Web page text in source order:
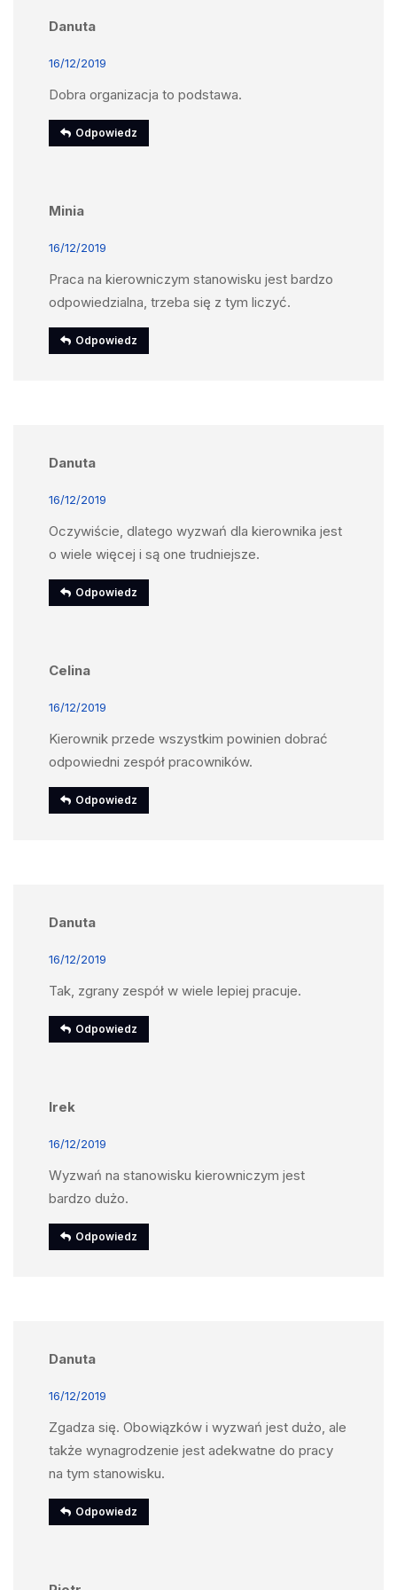
Danuta
16/12/2019
Dobra organizacja to podstawa.
Odpowiedz
Minia
16/12/2019
Praca na kierowniczym stanowisku jest bardzo
odpowiedzialna, trzeba się z tym liczyć.
Odpowiedz
Danuta
16/12/2019
Oczywiście, dlatego wyzwań dla kierownika jest
o wiele więcej i są one trudniejsze.
Odpowiedz
Celina
16/12/2019
Kierownik przede wszystkim powinien dobrać
odpowiedni zespół pracowników.
Odpowiedz
Danuta
16/12/2019
Tak, zgrany zespół w wiele lepiej pracuje.
Odpowiedz
Irek
16/12/2019
Wyzwań na stanowisku kierowniczym jest
bardzo dużo.
Odpowiedz
Danuta
16/12/2019
Zgadza się. Obowiązków i wyzwań jest dużo, ale
także wynagrodzenie jest adekwatne do pracy
na tym stanowisku.
Odpowiedz